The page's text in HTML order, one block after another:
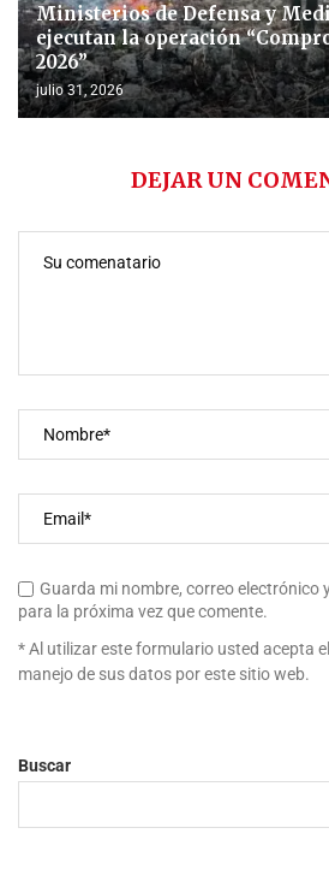
Ministerios de Defensa y
ejecutan la operación
2026”
julio 31, 2026
DEJAR UN
Guarda mi nombre, correo electrónico
para la próxima vez que comente.
* Al utilizar este formulario usted acepta
manejo de sus datos por este sitio web.
Buscar